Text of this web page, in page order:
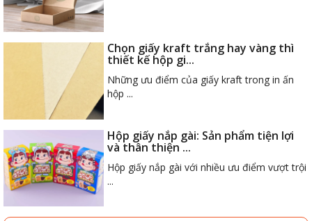
Chọn giấy kraft trắng hay vàng thì
thiết kế hộp gi...
Những ưu điểm của giấy kraft trong in ấn
hộp ...
Hộp giấy nắp gài: Sản phẩm tiện lợi
và thân thiện ...
Hộp giấy nắp gài với nhiều ưu điểm vượt trội
...